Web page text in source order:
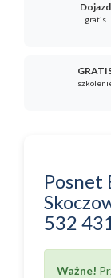
Dojazd
gratis
Posnet
532
Ważne!